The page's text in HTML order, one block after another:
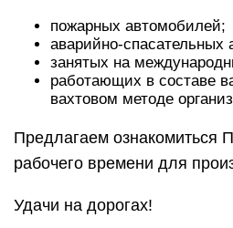
пожарных автомобилей;
аварийно-спасательных
занятых на
работающих в составе
вахтовом методе
Предлагаем ознакомиться
рабочего времени для
Удачи на дорогах!